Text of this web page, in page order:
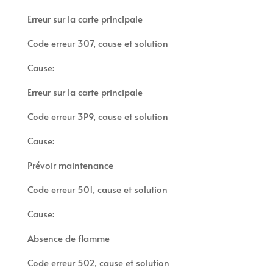
Erreur sur la carte principale
Code erreur 307, cause et solution
Cause:
Erreur sur la carte principale
Code erreur 3P9, cause et solution
Cause:
Prévoir maintenance
Code erreur 501, cause et solution
Cause:
Absence de flamme
Code erreur 502, cause et solution